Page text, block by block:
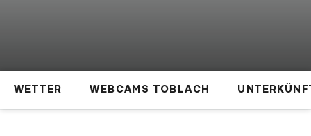
WETTER WEBCAMS TOBLACH